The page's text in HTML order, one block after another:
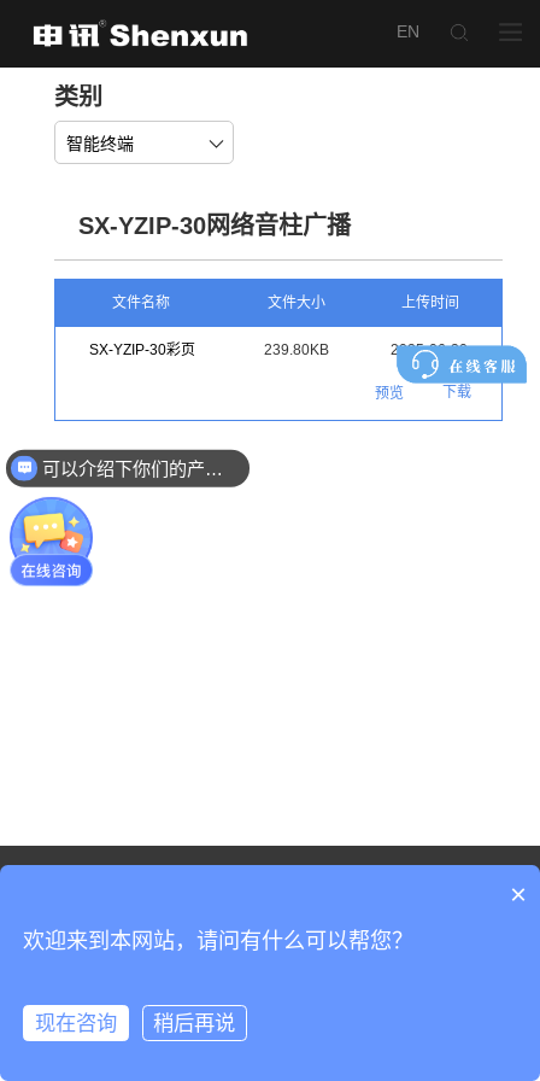
类别
智能终端
SX-YZIP-30网络音柱广播
文件名称 文件大小 上传时间
SX-YZIP-30彩页 239.80KB 2025-06-30
预览 下载
沪公网安备31011702008965号
×
欢迎来到本网站，请问有什么可以帮您？
现在咨询 稍后再说